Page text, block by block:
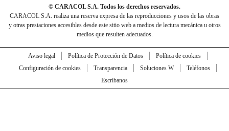
© CARACOL S.A. Todos los derechos reservados.
CARACOL S.A. realiza una reserva expresa de las reproducciones y usos de las obras
y otras prestaciones accesibles desde este sitio web a medios de lectura mecánica u otros
medios que resulten adecuados.
Aviso legal Política de Protección de Datos
Política de cookies
Configuración de cookies
Transparencia Soluciones W
Teléfonos
Escríbanos